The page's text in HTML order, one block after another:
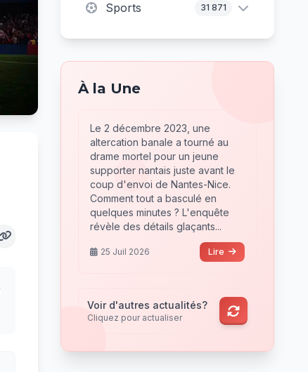
Sports 31 871
À la Une
Le 2 décembre 2023, une
altercation banale a tourné au
drame mortel pour un jeune
supporter nantais juste avant le
coup d'envoi de Nantes-Nice.
Comment tout a basculé en
quelques minutes ? L'enquête
révèle des détails glaçants...
25 Juil 2026 Lire
Voir d'autres actualités?
Cliquez pour actualiser